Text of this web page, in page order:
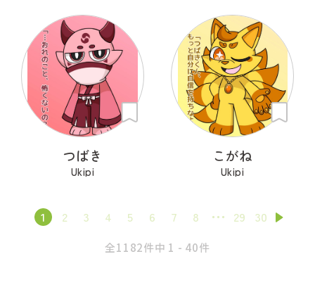
つばき
Ukipi
こがね
Ukipi
1 2 3 4 5 6 7 8 29 30
全1182件中 1 - 40件